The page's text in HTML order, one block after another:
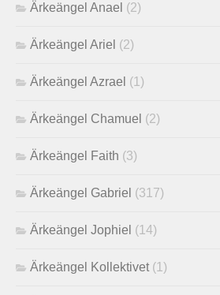
Ärkeängel Anael (2)
Ärkeängel Ariel (2)
Ärkeängel Azrael (1)
Ärkeängel Chamuel (2)
Ärkeängel Faith (3)
Ärkeängel Gabriel (317)
Ärkeängel Jophiel (14)
Ärkeängel Kollektivet (1)